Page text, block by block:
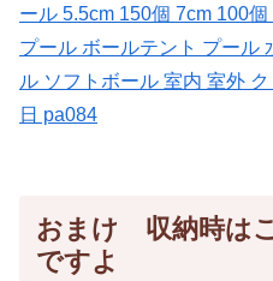
ール 5.5cm 150個 7cm 100
プール ボールテント プール
ル ソフトボール 室内 室外
日 pa084
おまけ 収納時は
ですよ